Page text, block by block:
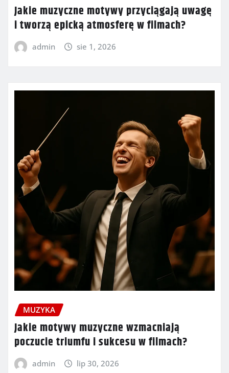
Jakie muzyczne motywy przyciągają uwagę
i tworzą epicką atmosferę w filmach?
admin sie 1, 2026
MUZYKA
Jakie motywy muzyczne wzmacniają
poczucie triumfu i sukcesu w filmach?
admin lip 30, 2026